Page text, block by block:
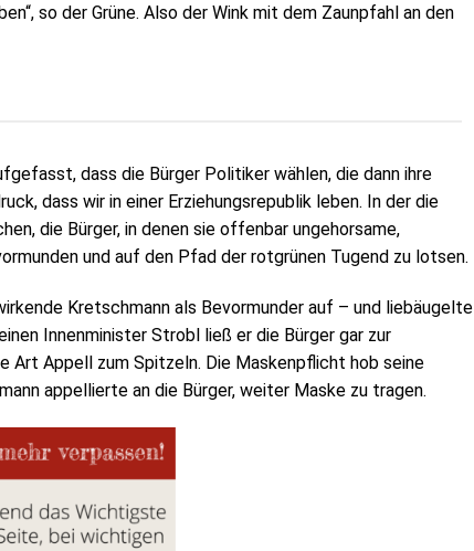
so der Grüne. Also der Wink mit dem Zaunpfahl an den
dass die Bürger Politiker wählen, die dann ihre
dass wir in einer Erziehungsrepublik leben. In der die
die Bürger, in denen sie offenbar ungehorsame,
und auf den Pfad der rotgrünen Tugend zu lotsen.
Kretschmann als Bevormunder auf – und liebäugelte
Innenminister Strobl ließ er die Bürger gar zur
Art Appell zum Spitzeln. Die Maskenpflicht hob seine
appellierte an die Bürger, weiter Maske zu tragen.